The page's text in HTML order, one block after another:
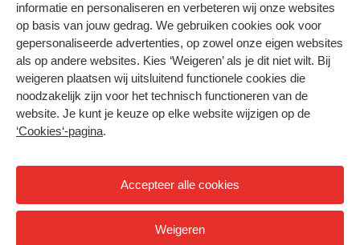
informatie en personaliseren en verbeteren wij onze websites
op basis van jouw gedrag. We gebruiken cookies ook voor
gepersonaliseerde advertenties, op zowel onze eigen websites
als op andere websites. Kies ‘Weigeren’ als je dit niet wilt. Bij
weigeren plaatsen wij uitsluitend functionele cookies die
noodzakelijk zijn voor het technisch functioneren van de
website. Je kunt je keuze op elke website wijzigen op de
‘Cookies‘-pagina.
Accepteer alle cookies
Weigeren
Post-master
Studiekeuze deeltijd
HU Ontwikkelt
Duurzame HU
Intranet
Trajectum
Colofon
Privacy
Cookies
Nieuwsbrief
Hoog contrast